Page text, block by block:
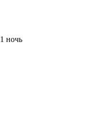
ночь